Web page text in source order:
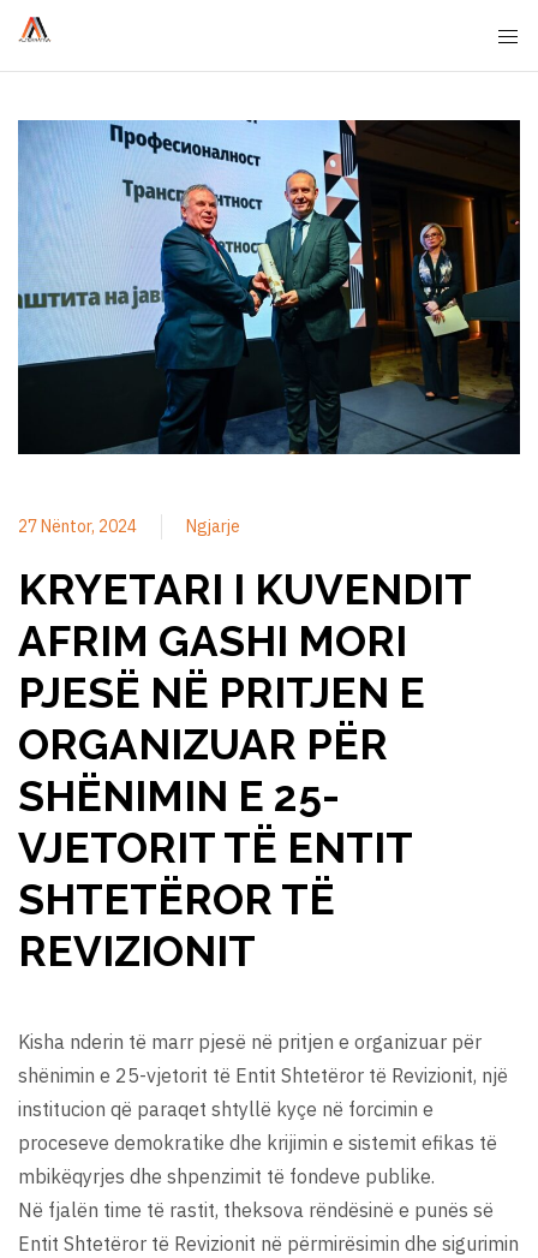
27 Nëntor, 2024 Ngjarje
KRYETARI I KUVENDIT
AFRIM GASHI MORI
PJESË NË PRITJEN E
ORGANIZUAR PËR
SHËNIMIN E 25-
VJETORIT TË ENTIT
SHTETËROR TË
REVIZIONIT
Kisha nderin të marr pjesë në pritjen e organizuar për
shënimin e 25-vjetorit të Entit Shtetëror të Revizionit, një
institucion që paraqet shtyllë kyçe në forcimin e
proceseve demokratike dhe krijimin e sistemit efikas të
mbikëqyrjes dhe shpenzimit të fondeve publike.
Në fjalën time të rastit, theksova rëndësinë e punës së
Entit Shtetëror të Revizionit në përmirësimin dhe sigurimin